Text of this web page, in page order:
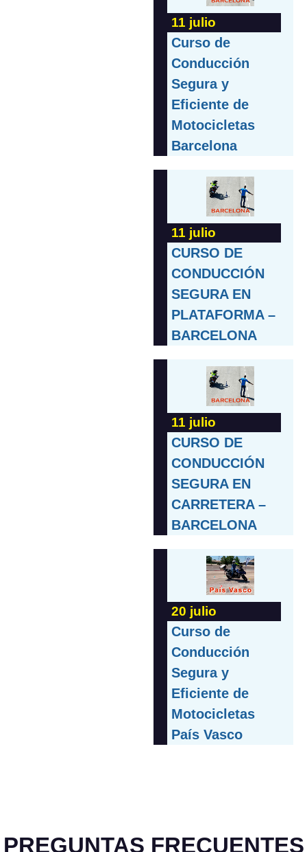
11 julio
Curso de
Conducción
Segura y
Eficiente de
Motocicletas
Barcelona
11 julio
CURSO DE
CONDUCCIÓN
SEGURA EN
PLATAFORMA –
BARCELONA
11 julio
CURSO DE
CONDUCCIÓN
SEGURA EN
CARRETERA –
BARCELONA
20 julio
Curso de
Conducción
Segura y
Eficiente de
Motocicletas
País Vasco
PREGUNTAS FRECUENTES